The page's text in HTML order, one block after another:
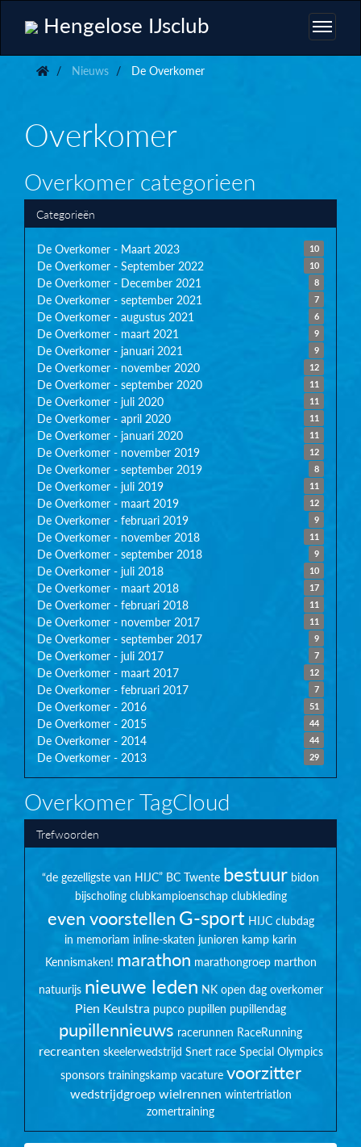
Hengelose IJsclub
Nieuws De Overkomer
Overkomer
Overkomer categorieen
Categorieën
10
De Overkomer - Maart 2023
10
De Overkomer - September 2022
8
De Overkomer - December 2021
7
De Overkomer - september 2021
6
De Overkomer - augustus 2021
9
De Overkomer - maart 2021
9
De Overkomer - januari 2021
12
De Overkomer - november 2020
11
De Overkomer - september 2020
11
De Overkomer - juli 2020
11
De Overkomer - april 2020
11
De Overkomer - januari 2020
12
De Overkomer - november 2019
8
De Overkomer - september 2019
11
De Overkomer - juli 2019
12
De Overkomer - maart 2019
9
De Overkomer - februari 2019
11
De Overkomer - november 2018
9
De Overkomer - september 2018
10
De Overkomer - juli 2018
17
De Overkomer - maart 2018
11
De Overkomer - februari 2018
11
De Overkomer - november 2017
9
De Overkomer - september 2017
7
De Overkomer - juli 2017
12
De Overkomer - maart 2017
7
De Overkomer - februari 2017
51
De Overkomer - 2016
44
De Overkomer - 2015
44
De Overkomer - 2014
29
De Overkomer - 2013
Overkomer TagCloud
Trefwoorden
“de gezelligste van HIJC” BC Twente bestuur bidon
bijscholing clubkampioenschap clubkleding
even voorstellenG-sport HIJC clubdag
in memoriam inline-skaten junioren kamp karin
Kennismaken! marathon marathongroep marthon
natuurijs nieuwe leden NK open dag overkomer
Pien Keulstra pupco pupillen pupillendag
pupillennieuws racerunnen RaceRunning
recreanten skeelerwedstrijd Snert race Special Olympics
sponsors trainingskamp vacature voorzitter
wedstrijdgroepwielrennen wintertriatlon
zomertraining